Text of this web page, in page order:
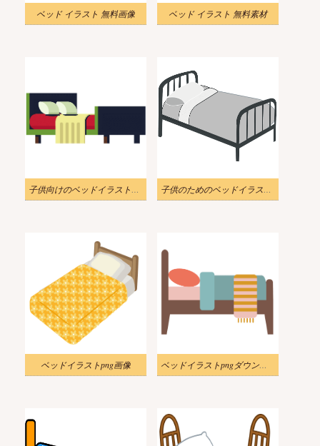
ベッド イラスト 無料画像 ベッド イラスト 無料素材
子供向けのベッドイラストpng 子供のためのベッドイラストpng
ベッドイラストpng画像 ベッドイラストpngダウンロード